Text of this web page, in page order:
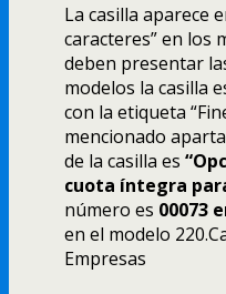
La casilla aparece
caracteres” en los
deben presentar
modelos la casilla
con la etiqueta
mencionado
de la casilla es
cuota íntegra
número es 00073
en el modelo
Empresas